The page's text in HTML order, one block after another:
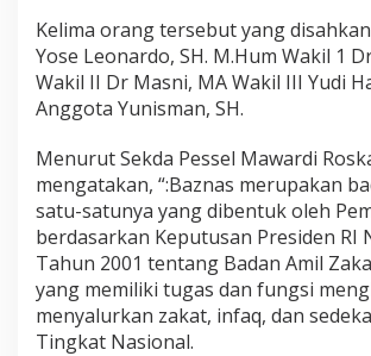
i
o
d
e
2
2
-
2
0
2
7
D
i
Kelima orang tersebut yang
Yose Leonardo, SH. M.Hum Wakil 1
Wakil II Dr Masni, MA Wakil III Yudi
Anggota Yunisman, SH.
Menurut Sekda Pessel Mawardi
mengatakan, “:Baznas merupakan
satu-satunya yang dibentuk oleh
berdasarkan Keputusan Presiden RI
Tahun 2001 tentang Badan Amil
yang memiliki tugas dan fungsi
menyalurkan zakat, infaq, dan
Tingkat Nasional.